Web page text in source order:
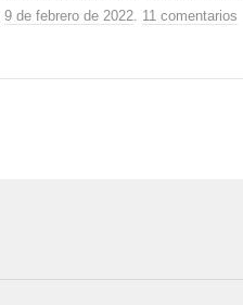
9 de febrero de 2022. 11 comentarios